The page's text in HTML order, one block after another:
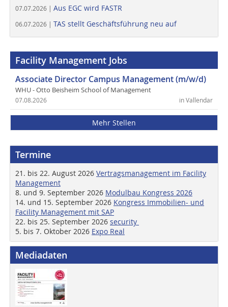
07.07.2026 | Aus EGC wird FASTR
06.07.2026 | TAS stellt Geschäftsführung neu auf
Facility Management Jobs
Associate Director Campus Management (m/w/d)
WHU - Otto Beisheim School of Management
in Vallendar
07.08.2026
Mehr Stellen
Termine
21. bis 22. August 2026 Vertragsmanagement im Facility
Management
8. und 9. September 2026 Modulbau Kongress 2026
14. und 15. September 2026 Kongress Immobilien- und
Facility Management mit SAP
22. bis 25. September 2026 security
5. bis 7. Oktober 2026 Expo Real
Mediadaten